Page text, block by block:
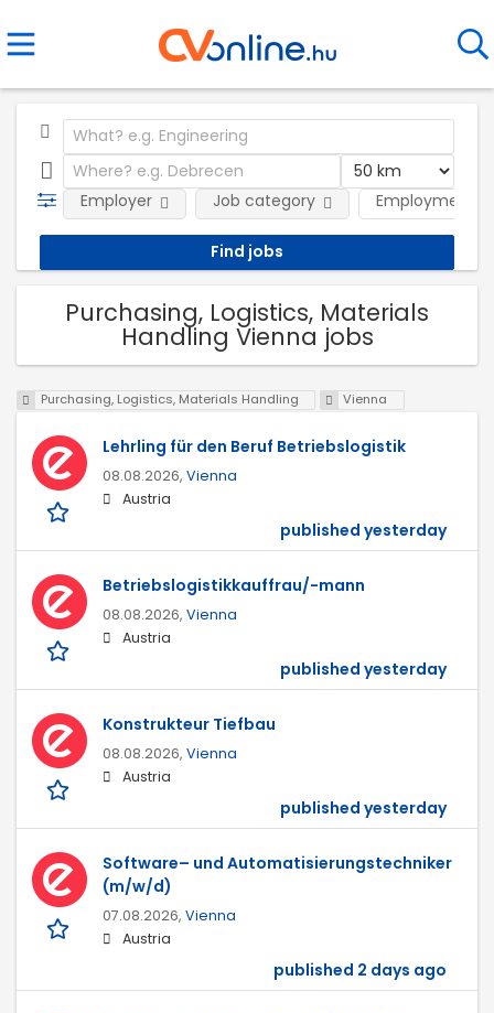
Employment
Employer Job category
Purchasing, Logistics, Materials
Handling Vienna jobs
Purchasing, Logistics, Materials Handling Vienna
Lehrling für den Beruf Betriebslogistik
08.08.2026, Vienna
Austria
published yesterday
Betriebslogistikkauffrau/-mann
08.08.2026, Vienna
Austria
published yesterday
Konstrukteur Tiefbau
08.08.2026, Vienna
Austria
published yesterday
Software– und Automatisierungstechniker
(m/w/d)
07.08.2026, Vienna
Austria
published 2 days ago